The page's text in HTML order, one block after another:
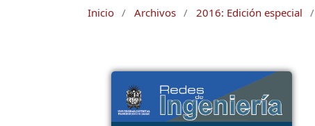
Inicio / Archivos / 2016: Edición especial /